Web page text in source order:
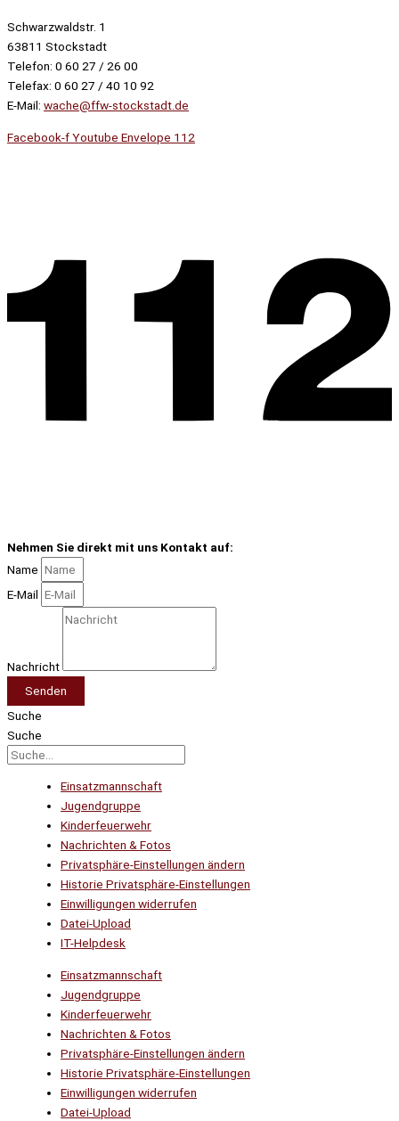
Schwarzwaldstr. 1
63811 Stockstadt
Telefon: 0 60 27 / 26 00
Telefax: 0 60 27 / 40 10 92
E-Mail: wache@ffw-stockstadt.de
Facebook-fYoutube Envelope 112
Nehmen Sie direkt mit uns Kontakt auf:
Name
E-Mail
Nachricht
Senden
Suche
Suche
Einsatzmannschaft
Jugendgruppe
Kinderfeuerwehr
Nachrichten & Fotos
Privatsphäre-Einstellungen ändern
Historie Privatsphäre-Einstellungen
Einwilligungen widerrufen
Datei-Upload
IT-Helpdesk
Einsatzmannschaft
Jugendgruppe
Kinderfeuerwehr
Nachrichten & Fotos
Privatsphäre-Einstellungen ändern
Historie Privatsphäre-Einstellungen
Einwilligungen widerrufen
Datei-Upload